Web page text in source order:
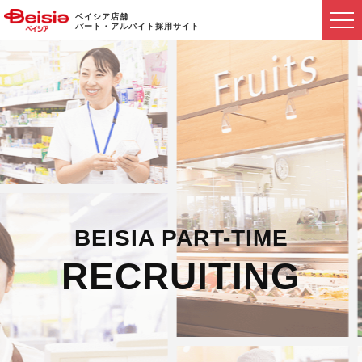
ベイシア店舗
パート・アルバイト採用サイト
BEISIA PART-TIME
RECRUITING